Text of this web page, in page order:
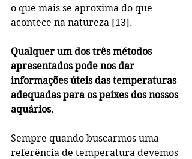
o que mais se aproxima do que
acontece na natureza [13].
Qualquer um dos três métodos
apresentados pode nos dar
informações úteis das temperaturas
adequadas para os peixes dos nossos
aquários.
Sempre quando buscarmos uma
referência de temperatura devemos